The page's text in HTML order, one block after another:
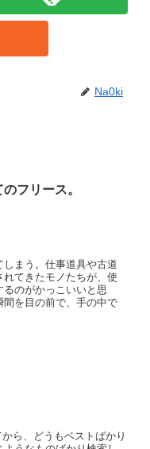
Na0ki
フリース。
まう。仕事道具や古道
てきたモノたちが、使
のがかっこいいと思
間を目の前で、手の中で
ら、どうもベストばかり